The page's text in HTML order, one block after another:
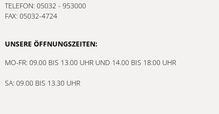
TELEFON: 05032 - 953000
FAX: 05032-4724
UNSERE ÖFFNUNGSZEITEN:
MO-FR: 09.00 BIS 13.00 UHR UND 14.00 BIS 18:00 UHR
SA: 09.00 BIS 13.30 UHR